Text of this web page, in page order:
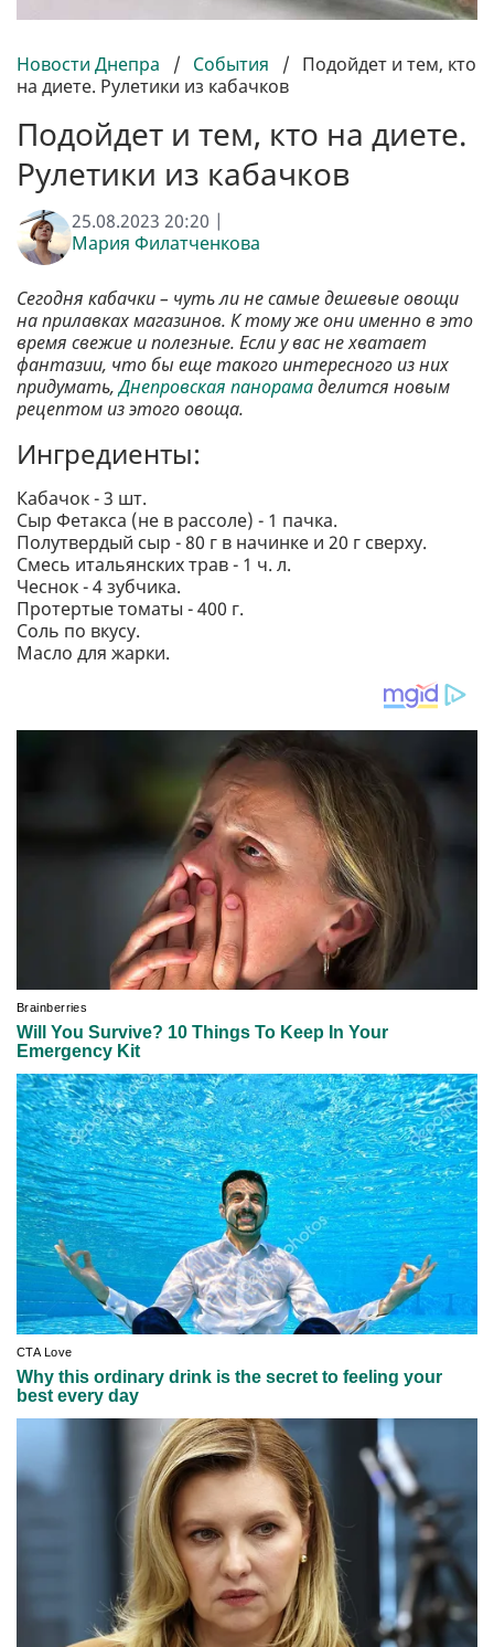
Новости Днепра / События / Подойдет и тем, кто
на диете. Рулетики из кабачков
Подойдет и тем, кто на диете.
Рулетики из кабачков
25.08.2023 20:20 |
Мария Филатченкова
Сегодня кабачки – чуть ли не самые дешевые овощи
на прилавках магазинов. К тому же они именно в это
время свежие и полезные. Если у вас не хватает
фантазии, что бы еще такого интересного из них
придумать,Днепровская панорамаделится новым
рецептом из этого овоща.
Ингредиенты:
Кабачок - 3 шт.
Сыр Фетакса (не в рассоле) - 1 пачка.
Полутвердый сыр - 80 г в начинке и 20 г сверху.
Смесь итальянских трав - 1 ч. л.
Чеснок - 4 зубчика.
Протертые томаты - 400 г.
Соль по вкусу.
Масло для жарки.